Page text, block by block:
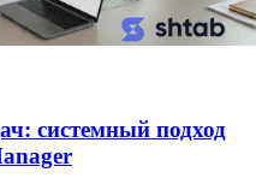
системный подход